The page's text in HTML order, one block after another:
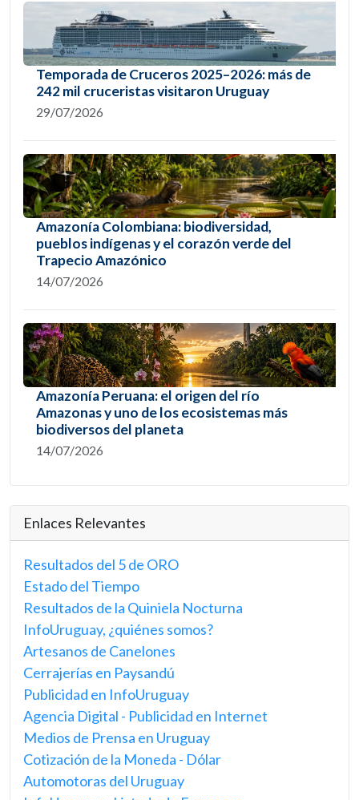
Temporada de Cruceros 2025–2026: más de
242 mil cruceristas visitaron Uruguay
29/07/2026
Amazonía Colombiana: biodiversidad,
pueblos indígenas y el corazón verde del
Trapecio Amazónico
14/07/2026
Amazonía Peruana: el origen del río
Amazonas y uno de los ecosistemas más
biodiversos del planeta
14/07/2026
Enlaces Relevantes
Resultados del 5 de ORO
Estado del Tiempo
Resultados de la Quiniela Nocturna
InfoUruguay, ¿quiénes somos?
Artesanos de Canelones
Cerrajerías en Paysandú
Publicidad en InfoUruguay
Agencia Digital - Publicidad en Internet
Medios de Prensa en Uruguay
Cotización de la Moneda - Dólar
Automotoras del Uruguay